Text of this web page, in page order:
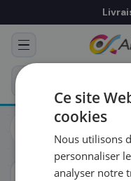
Toutes les imprimantes
(MFCL6710DWRE1)
♻ COMMANDE
Prévoyez &
Programmez votre
vous prépare un
RÉFÉRENCE DU
Ce site
cookies
Nous utilisons
personnaliser
analyser notre